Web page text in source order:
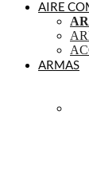
AIRE
ARMAS